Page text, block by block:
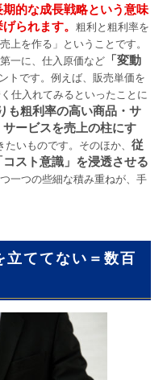
的な成長戦略という意味
られます。 粗利と粗利率を
上を作る」ということです。
一に、仕入原価など 「変動
トです。例えば、販売単価を
仕入れてみるといったことに
も粗利率の高い商品・サ
ービスを売上の柱にす
たいものです。そのほか、 従
スト意識」を浸透させる
一つの些細な積み重ねが、手
立ててない＝数百